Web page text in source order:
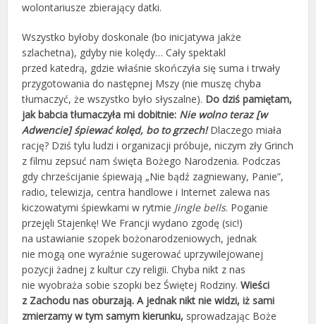
wolontariusze zbierający datki.
Wszystko byłoby doskonale (bo inicjatywa jakże
szlachetna), gdyby nie kolędy… Cały spektakl
przed katedrą, gdzie właśnie skończyła się suma i trwały
przygotowania do następnej Mszy (nie muszę chyba
tłumaczyć, że wszystko było słyszalne). Do dziś pamiętam,
jak babcia tłumaczyła mi dobitnie: Nie wolno teraz [w
Adwencie] śpiewać kolęd, bo to grzech!Dlaczego miała
rację? Dziś tylu ludzi i organizacji próbuje, niczym zły Grinch
z filmu zepsuć nam święta Bożego Narodzenia. Podczas
gdy chrześcijanie śpiewają „Nie bądź zagniewany, Panie”,
radio, telewizja, centra handlowe i Internet zalewa nas
kiczowatymi śpiewkami w rytmie Jingle bells. Poganie
przejęli Stajenkę! We Francji wydano zgodę (sic!)
na ustawianie szopek bożonarodzeniowych, jednak
nie mogą one wyraźnie sugerować uprzywilejowanej
pozycji żadnej z kultur czy religii. Chyba nikt z nas
nie wyobraża sobie szopki bez Świętej Rodziny.Wieści
z Zachodu nas oburzają. A jednak nikt nie widzi, iż sami
zmierzamy w tym samym kierunku, sprowadzając Boże